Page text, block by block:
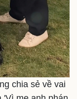
chia sẻ về vai